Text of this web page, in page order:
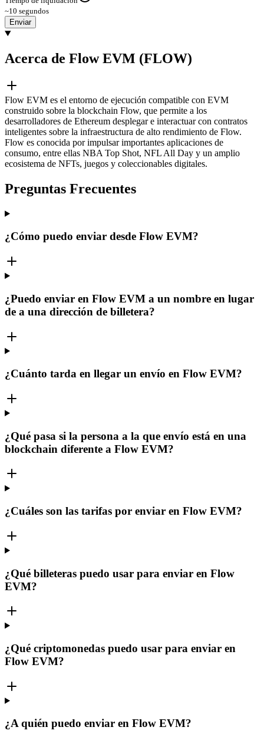
~10 segundos
Enviar
Acerca de Flow EVM (FLOW)
Flow EVM es el entorno de ejecución compatible con EVM
construido sobre la blockchain Flow, que permite a los
desarrolladores de Ethereum desplegar e interactuar con contratos
inteligentes sobre la infraestructura de alto rendimiento de Flow.
Flow es conocida por impulsar importantes aplicaciones de
consumo, entre ellas NBA Top Shot, NFL All Day y un amplio
ecosistema de NFTs, juegos y coleccionables digitales.
Preguntas Frecuentes
¿Cómo puedo enviar desde Flow EVM?
¿Puedo enviar en Flow EVM a un nombre en lugar
de a una dirección de billetera?
¿Cuánto tarda en llegar un envío en Flow EVM?
¿Qué pasa si la persona a la que envío está en una
blockchain diferente a Flow EVM?
¿Cuáles son las tarifas por enviar en Flow EVM?
¿Qué billeteras puedo usar para enviar en Flow
EVM?
¿Qué criptomonedas puedo usar para enviar en
Flow EVM?
¿A quién puedo enviar en Flow EVM?